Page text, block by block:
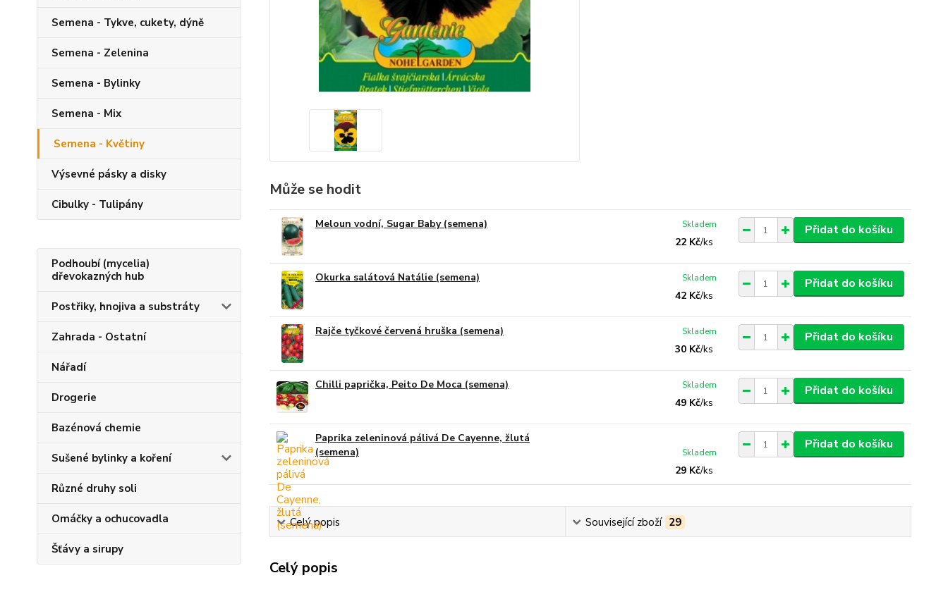
Semena - Tykve, cukety, dýně
Semena - Zelenina
Semena - Bylinky
Semena - Mix
Semena - Květiny
Výsevné pásky a disky
Cibulky - Tulipány
Podhoubí (mycelia)
dřevokazných hub
Postřiky, hnojiva a substráty
Zahrada - Ostatní
Nářadí
Drogerie
Bazénová chemie
Sušené bylinky a koření
Různé druhy soli
Omáčky a ochucovadla
Šťávy a sirupy
Může se hodit
Meloun vodní, Sugar Baby (semena)
22 Kč/ks
Skladem Přidat do košíku
Okurka salátová Natálie (semena)
42 Kč/ks
Skladem Přidat do košíku
Rajče tyčkové červená hruška (semena)
30 Kč/ks
Skladem Přidat do košíku
Chilli paprička, Peito De Moca (semena)
49 Kč/ks
Skladem Přidat do košíku
Paprika zeleninová pálivá De Cayenne, žlutá
(semena)
29 Kč/ks
Skladem
Přidat do košíku
Celý popis Související zboží 29
Celý popis